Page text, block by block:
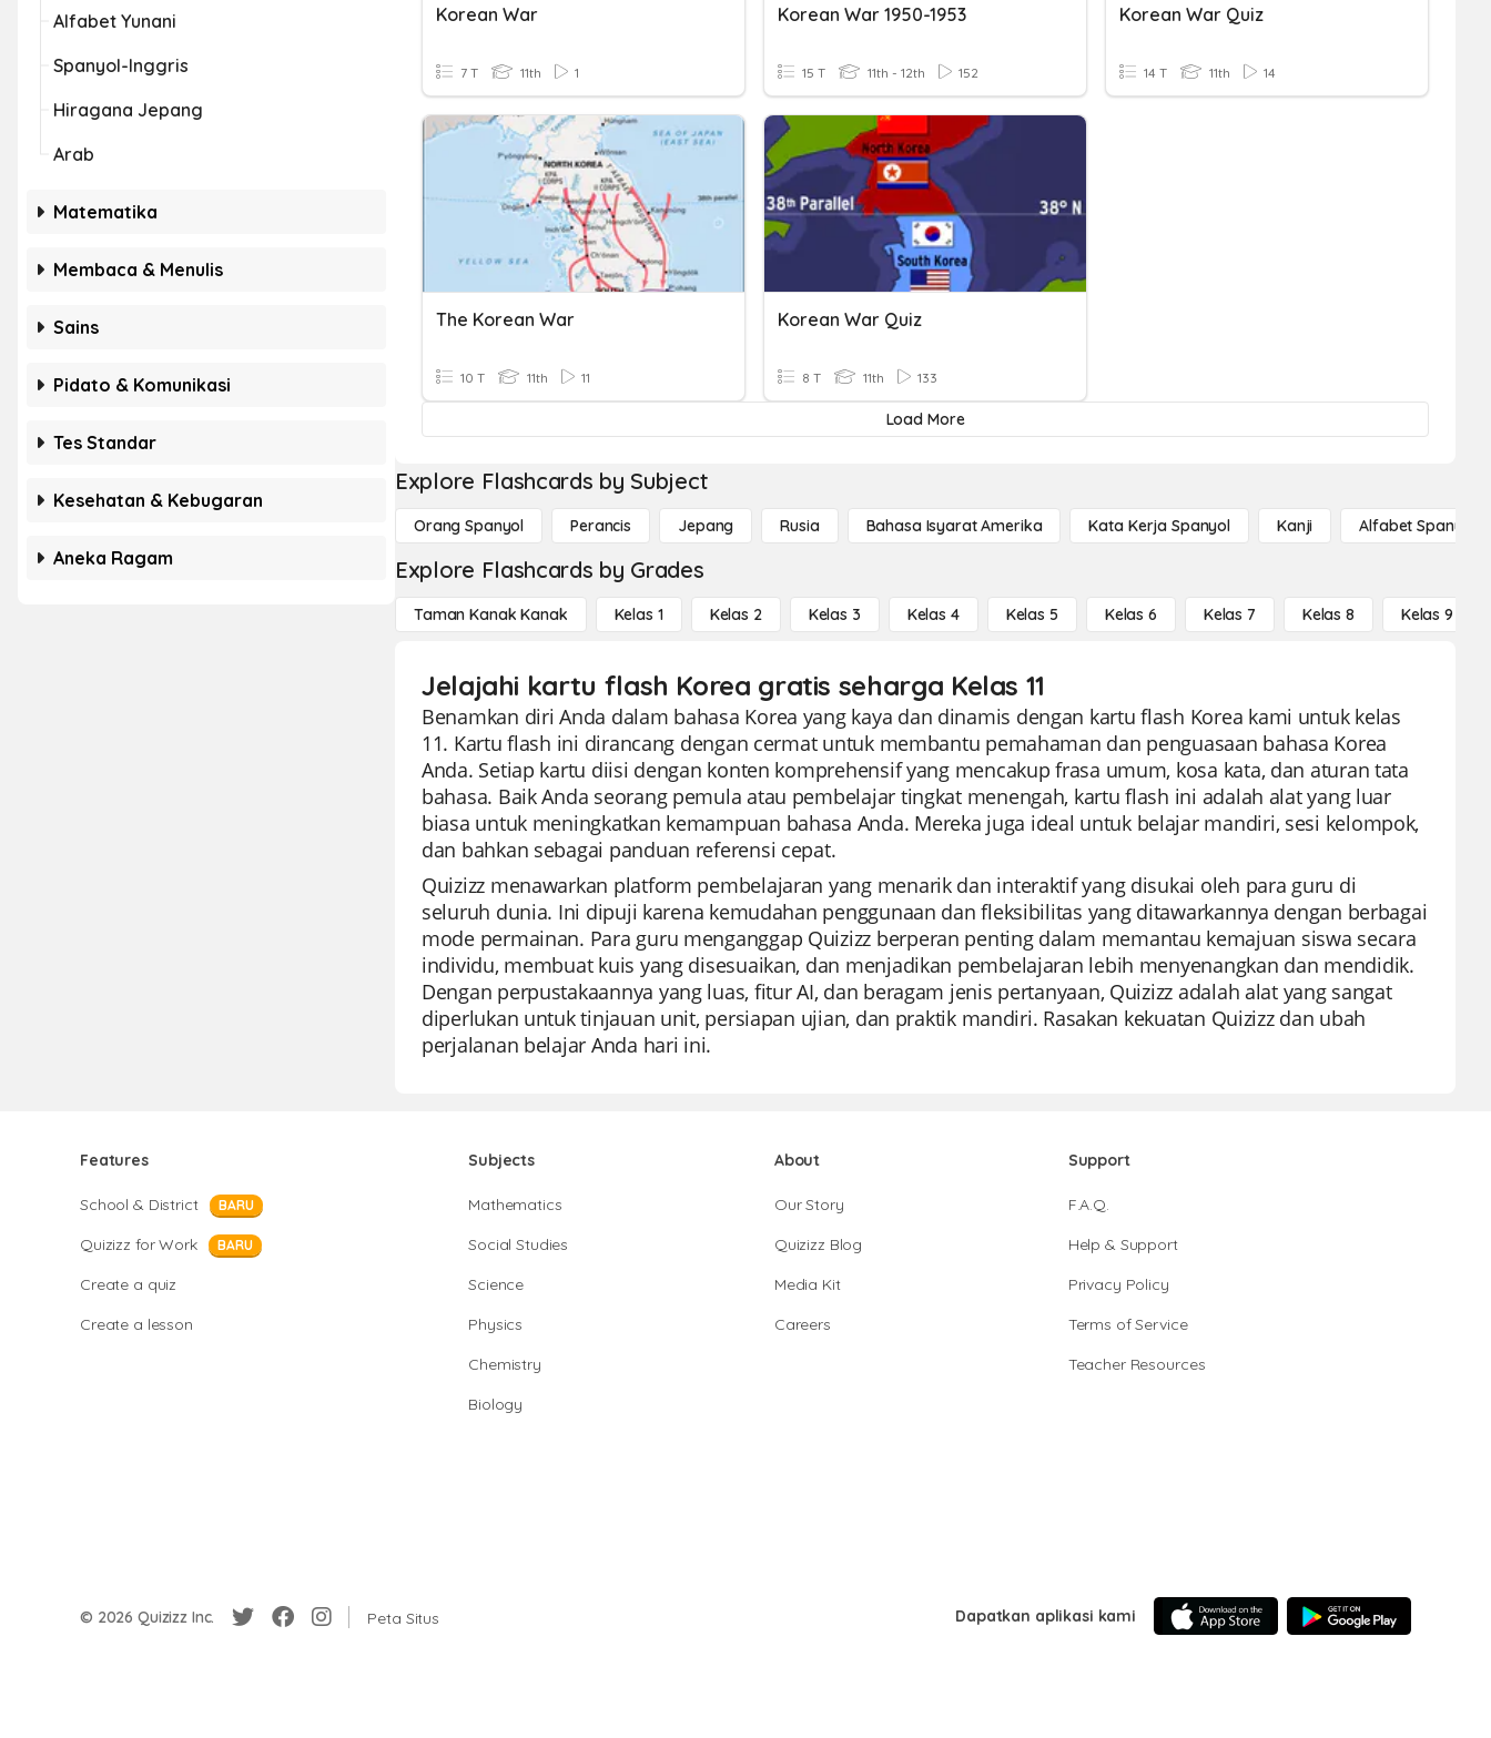
Alfabet Yunani
Spanyol-Inggris
Hiragana Jepang
Arab
Matematika
Membaca & Menulis
Sains
Pidato & Komunikasi
Tes Standar
Kesehatan & Kebugaran
Aneka Ragam
Korean War
7 T 11th 1
Korean War 1950-1953
15 T 11th - 12th 152
Korean War Quiz
14 T 11th 14
The Korean War
10 T 11th 11
Korean War Quiz
8 T 11th 133
Load More
Explore Flashcards by Subject
Orang Spanyol Perancis Jepang Rusia Bahasa Isyarat Amerika Kata Kerja Spanyol Kanji Alfabet Spanyol
Explore Flashcards by Grades
Taman Kanak Kanak Kelas 1 Kelas 2 Kelas 3 Kelas 4 Kelas 5 Kelas 6 Kelas 7 Kelas 8 Kelas 9
Jelajahi kartu flash Korea gratis seharga Kelas 11
Benamkan diri Anda dalam bahasa Korea yang kaya dan dinamis dengan kartu flash Korea kami untuk kelas
11. Kartu flash ini dirancang dengan cermat untuk membantu pemahaman dan penguasaan bahasa Korea
Anda. Setiap kartu diisi dengan konten komprehensif yang mencakup frasa umum, kosa kata, dan aturan tata
bahasa. Baik Anda seorang pemula atau pembelajar tingkat menengah, kartu flash ini adalah alat yang luar
biasa untuk meningkatkan kemampuan bahasa Anda. Mereka juga ideal untuk belajar mandiri, sesi kelompok,
dan bahkan sebagai panduan referensi cepat.
Quizizz menawarkan platform pembelajaran yang menarik dan interaktif yang disukai oleh para guru di
seluruh dunia. Ini dipuji karena kemudahan penggunaan dan fleksibilitas yang ditawarkannya dengan berbagai
mode permainan. Para guru menganggap Quizizz berperan penting dalam memantau kemajuan siswa secara
individu, membuat kuis yang disesuaikan, dan menjadikan pembelajaran lebih menyenangkan dan mendidik.
Dengan perpustakaannya yang luas, fitur AI, dan beragam jenis pertanyaan, Quizizz adalah alat yang sangat
diperlukan untuk tinjauan unit, persiapan ujian, dan praktik mandiri. Rasakan kekuatan Quizizz dan ubah
perjalanan belajar Anda hari ini.
Features
School & District BARU
Quizizz for Work BARU
Create a quiz
Create a lesson
Subjects
Mathematics
Social Studies
Science
Physics
Chemistry
Biology
About
Our Story
Quizizz Blog
Media Kit
Careers
Support
F.A.Q.
Help & Support
Privacy Policy
Terms of Service
Teacher Resources
© 2026 Quizizz Inc. Peta Situs Dapatkan aplikasi kami